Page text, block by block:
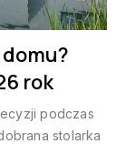
rok
podczas
stolarka